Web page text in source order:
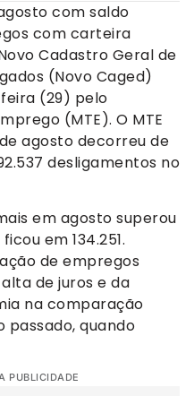
com saldo
com carteira
Cadastro Geral de
(Novo Caged)
(29) pelo
(MTE). O MTE
agosto decorreu de
desligamentos no
em agosto superou
em 134.251.
de empregos
de juros e da
na comparação
passado, quando
PUBLICIDADE